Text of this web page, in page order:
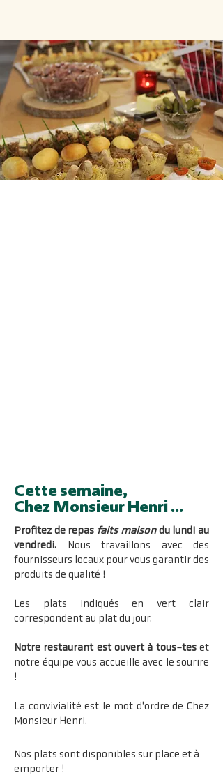
Cette semaine,
Chez Monsieur Henri ...
Profitez de repas faits maisondu lundi au
vendredi.​ Nous travaillons avec des
fournisseurs locaux pour vous garantir des
produits de qualité !
Les plats indiqués en vert clair
correspondent au plat du jour.
Notre restaurant est ouvert à tous-tes et
notre équipe vous accueille avec le sourire
!
La convivialité est le mot d'ordre de Chez
Monsieur Henri.
Nos plats sont disponibles sur place et à
emporter !